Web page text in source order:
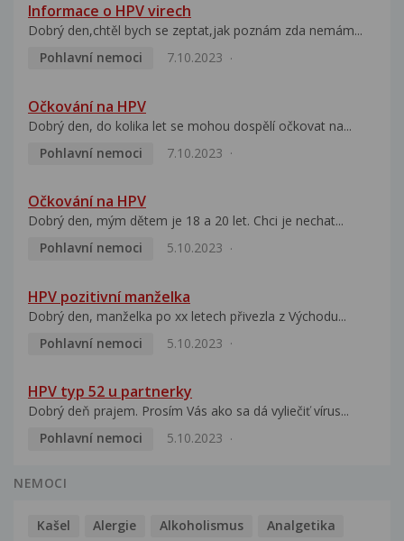
Informace o HPV virech
Dobrý den,chtěl bych se zeptat,jak poznám zda nemám...
Pohlavní nemoci
7.10.2023
Očkování na HPV
Dobrý den, do kolika let se mohou dospělí očkovat na...
Pohlavní nemoci
7.10.2023
Očkování na HPV
Dobrý den, mým dětem je 18 a 20 let. Chci je nechat...
Pohlavní nemoci
5.10.2023
HPV pozitivní manželka
Dobrý den, manželka po xx letech přivezla z Východu...
Pohlavní nemoci
5.10.2023
HPV typ 52 u partnerky
Dobrý deň prajem. Prosím Vás ako sa dá vyliečiť vírus...
Pohlavní nemoci
5.10.2023
NEMOCI
Kašel Alergie Alkoholismus
Analgetika